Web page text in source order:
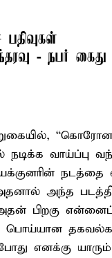
- நபர் கைது
நடிக்க வாய்ப்பு
நடத்தை
அந்த
பிறகு
பொய்யான
எனக்கு